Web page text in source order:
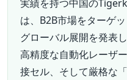
実績を持つ中国の
は、B2B市場をターゲ
グローバル展開を発表
高精度な自動化レーザ
接セル、そして厳格な